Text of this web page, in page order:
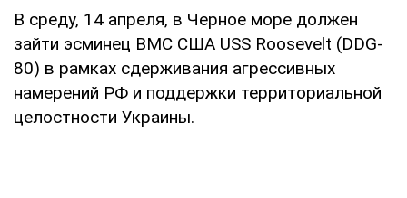
В среду, 14 апреля, в Черное море должен
зайти эсминец ВМС США USS Roosevelt (DDG-
80) в рамках сдерживания агрессивных
намерений РФ и поддержки территориальной
целостности Украины.